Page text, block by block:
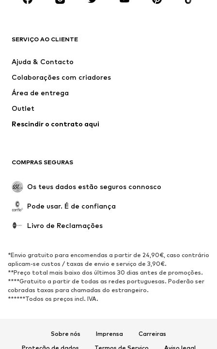
MARCAS
new balance
CONVERSE
SERVIÇO AO CLIENTE
Ajuda & Contacto
Colaborações com criadores
Área de entrega
Outlet
Rescindir o contrato aqui
COMPRAS SEGURAS
Os teus dados estão seguros connosco
Pode usar. É de confiança
Livro de Reclamações
*Envio gratuito para encomendas a partir de 24,90€, caso contrário
aplicam-se custos / taxas de envio e serviço de 3,90€.
**Preço total mais baixo dos últimos 30 dias antes de promoções.
****Gratuito a partir de todas as redes portuguesas. Poderão ser
cobradas taxas para chamadas do estrangeiro.
******Todos os preços incl. IVA.
Sobre nós Imprensa
Carreiras